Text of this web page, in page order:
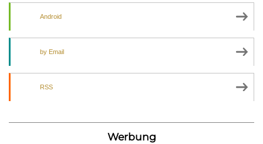
Android
by Email
RSS
Werbung